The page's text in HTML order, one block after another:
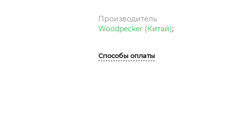
Производитель
Woodpecker (Китай);
Способы оплаты